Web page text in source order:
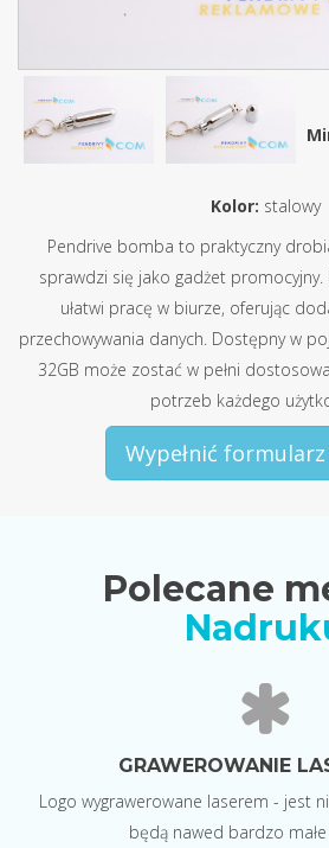
Kolor: stalowy
Pendrive bomba to praktyczny
sprawdzi się jako gadżet promocyjny.
ułatwi pracę w biurze, oferując
przechowywania danych. Dostępny w
32GB może zostać w pełni
potrzeb każdego
Wypełnić
Polecane
GRAWEROWANIE
Logo wygrawerowane laserem - jest
będą nawed bardzo